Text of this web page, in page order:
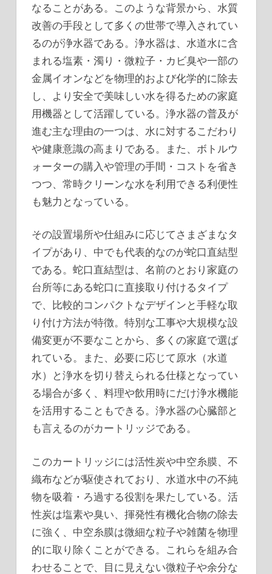
なることがある。 このような背景から、水質
改善の手段として多くの世帯で導入されてい
るのが浄水器である。浄水器は、水道水に含
まれる塩素・濁り・微粒子・カビ臭や一部の
金属イオンなどを物理的および化学的に除去
し、より安全で美味しい水を得るための家庭
用機器として活躍している。浄水器の普及が
進む主な理由の一つは、水に対するこだわり
や健康意識の高まりである。また、ボトルウ
ォーターの購入や管理の手間・コストを省き
つつ、常時クリーンな水を利用できる利便性
も魅力となっている。
その設置場所や仕組みに応じてさまざまなタ
イプがあり、中でも代表的なのが蛇口直結型
である。蛇口直結型は、名前のとおり家庭の
台所等にある蛇口に直接取り付けるタイプ
で、比較的コンパクトなデザインと手軽な取
り付け方法が特徴。特別な工事や大規模な設
備変更が不要なことから、多くの家庭で選ば
れている。また、必要に応じて原水（水道
水）と浄水を切り替えられる仕様となってい
る場合が多く、料理や飲用時にだけ浄水機能
を活用することもできる。浄水器の心臓部と
も言えるのがカートリッジである。
このカートリッジには活性炭や中空糸膜、不
織布などが駆使されており、水道水中の不純
物を吸着・ろ過する役割を果たしている。活
性炭は塩素や臭い、揮発性有機化合物の除去
に強く、中空糸膜は微細な粒子や雑菌を物理
的に取り除くことができる。これらを組み合
わせることで、目に見えない微粒子や余分な